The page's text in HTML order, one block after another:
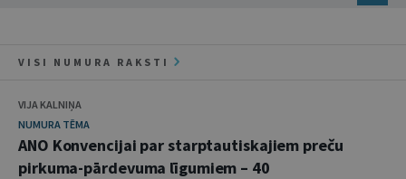
VISI NUMURA RAKSTI
VIJA KALNIŅA
NUMURA TĒMA
ANO Konvencijai par starptautiskajiem preču
pirkuma-pārdevuma līgumiem – 40